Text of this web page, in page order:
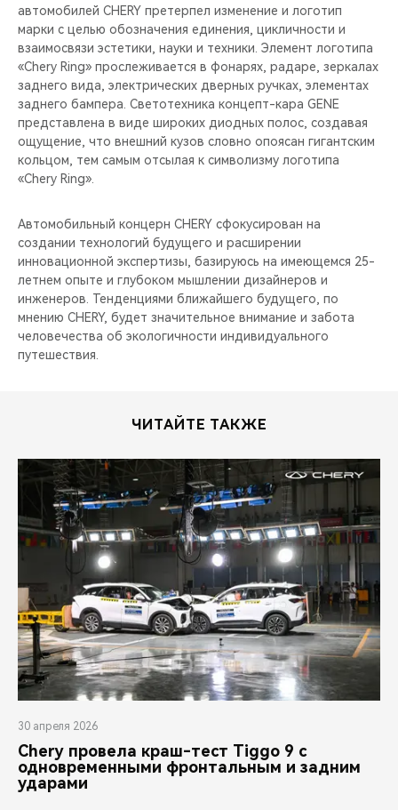
автомобилей CHERY претерпел изменение и логотип
марки с целью обозначения единения, цикличности и
взаимосвязи эстетики, науки и техники. Элемент логотипа
«Chery Ring» прослеживается в фонарях, радаре, зеркалах
заднего вида, электрических дверных ручках, элементах
заднего бампера. Светотехника концепт-кара GENE
представлена в виде широких диодных полос, создавая
ощущение, что внешний кузов словно опоясан гигантским
кольцом, тем самым отсылая к символизму логотипа
«Chery Ring».
Автомобильный концерн CHERY сфокусирован на
создании технологий будущего и расширении
инновационной экспертизы, базируюсь на имеющемся 25-
летнем опыте и глубоком мышлении дизайнеров и
инженеров. Тенденциями ближайшего будущего, по
мнению CHERY, будет значительное внимание и забота
человечества об экологичности индивидуального
путешествия.
ЧИТАЙТЕ ТАКЖЕ
30 апреля 2026
Chery провела краш-тест Tiggo 9 с
одновременными фронтальным и задним
ударами